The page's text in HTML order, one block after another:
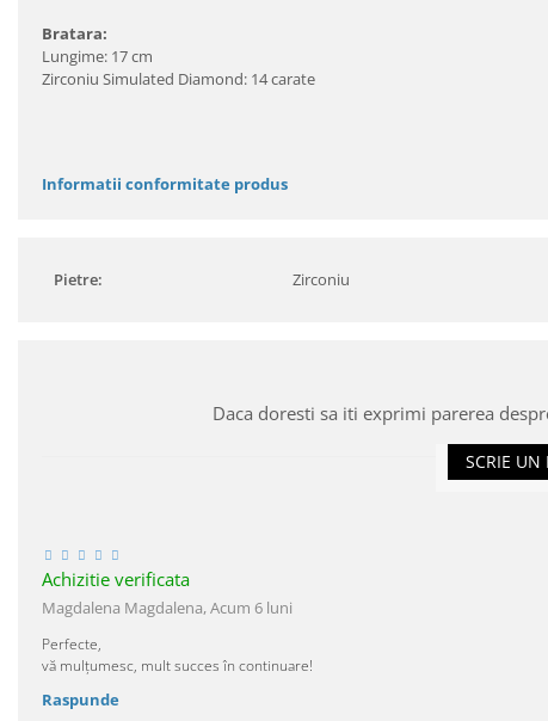
Bratara:
Lungime: 17 cm
Zirconiu Simulated Diamond: 14 carate
Informatii conformitate produs
Pietre: Zirconiu
Daca doresti sa iti exprimi parerea
SCRIE UN
Achizitie verificata
Magdalena Magdalena,Acum 6 luni
Perfecte,
vă mulțumesc, mult succes în continuare!
Raspunde